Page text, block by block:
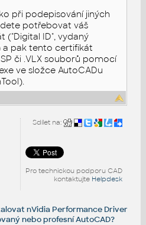
při podepisování jiných
potřebovat váš
("Digital ID", vydaný
pak tento certifikát
či .VLX souborů pomocí
ve složce AutoCADu
Sdílet na:
Pro technickou podporu CAD
kontaktujte Helpdesk
nVidia Performance Driver
nebo profesní AutoCAD?